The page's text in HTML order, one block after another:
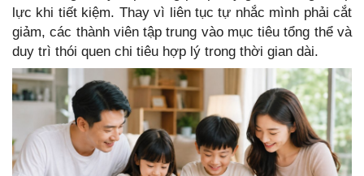
lực khi tiết kiệm. Thay vì liên tục tự nhắc mình phải cắt
giảm, các thành viên tập trung vào mục tiêu tổng thể và
duy trì thói quen chi tiêu hợp lý trong thời gian dài.